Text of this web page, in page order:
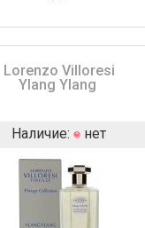
Lorenzo Villoresi
Ylang Ylang
Наличие: нет